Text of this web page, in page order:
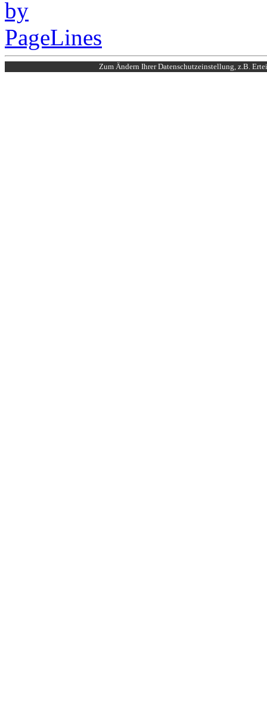
Zum Ändern Ihrer Datenschutzeinstellung, z.B.